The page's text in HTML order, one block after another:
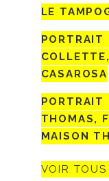
LE
PORTRAIT
CASAROSA
PORTRAIT
THOMAS,
MAISON
VOIR